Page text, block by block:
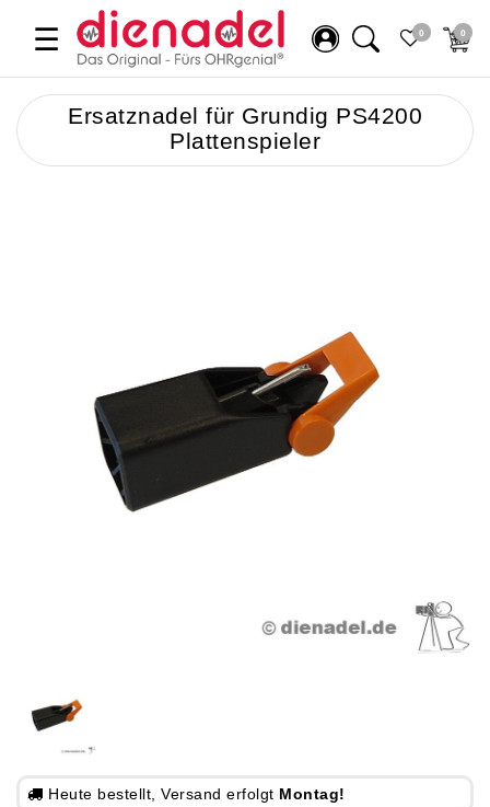
☰ 0 0
Ersatznadel für Grundig PS4200
Plattenspieler
Heute bestellt, Versand erfolgt Montag!